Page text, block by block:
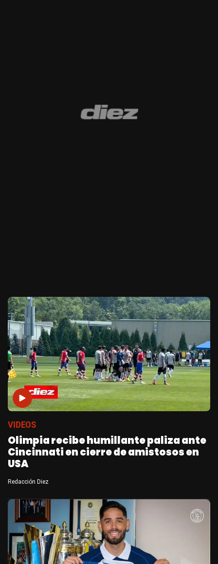
VIDEOS
Olimpia recibe humillante paliza ante
Cincinnati en cierre de amistosos en
USA
Redacción Diez